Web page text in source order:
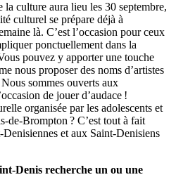
la culture aura lieu les 30 septembre,
culturel se prépare déjà à
là. C’est l’occasion pour ceux
ponctuellement dans la
pouvez y apporter une touche
nous proposer des noms d’artistes
sommes ouverts aux
de jouer d’audace !
organisée par les adolescents et
de-Brompton ? C’est tout à fait
et aux Saint-Denisiens
Denis recherche un ou une